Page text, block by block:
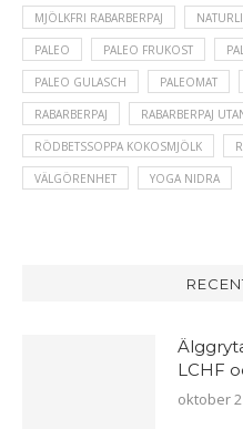
MJÖLKFRI RABARBERPAJ
PALEO PALEO FRUKOST
PALEO GULASCH PALEOMAT
RABARBERPAJ RABARBERPAJ
RÖDBETSSOPPA KOKOSMJÖLK
VÄLGÖRENHET YOGA NIDRA
LCHF
oktober